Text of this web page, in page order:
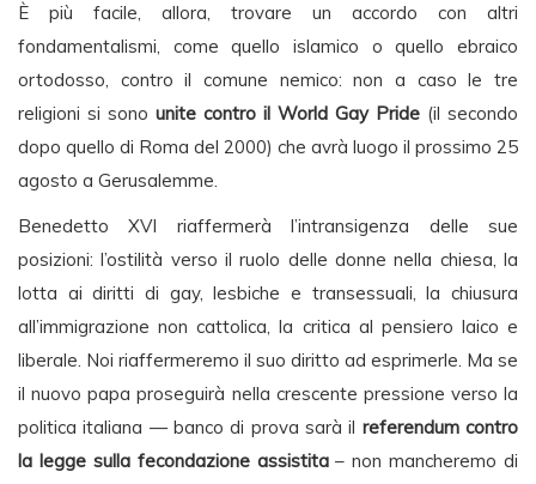
È più facile, allora, trovare un accordo con altri
fondamentalismi, come quello islamico o quello ebraico
ortodosso, contro il comune nemico: non a caso le tre
religioni si sono unite contro il World Gay Pride (il secondo
dopo quello di Roma del 2000) che avrà luogo il prossimo 25
agosto a Gerusalemme.
Benedetto XVI riaffermerà l’intransigenza delle sue
posizioni: l’ostilità verso il ruolo delle donne nella chiesa, la
lotta ai diritti di gay, lesbiche e transessuali, la chiusura
all’immigrazione non cattolica, la critica al pensiero laico e
liberale. Noi riaffermeremo il suo diritto ad esprimerle. Ma se
il nuovo papa proseguirà nella crescente pressione verso la
politica italiana — banco di prova sarà il referendum contro
la legge sulla fecondazione assistita– non mancheremo di